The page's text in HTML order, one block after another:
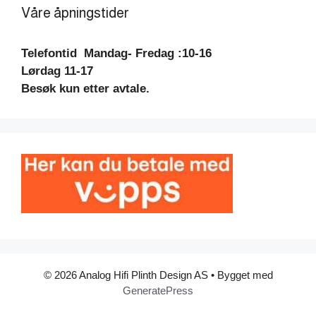
Våre åpningstider
Telefontid
Mandag- Fredag :10-16
Lørdag 11-17
Besøk kun etter avtale.
© 2026 Analog Hifi Plinth Design AS• Bygget med
GeneratePress